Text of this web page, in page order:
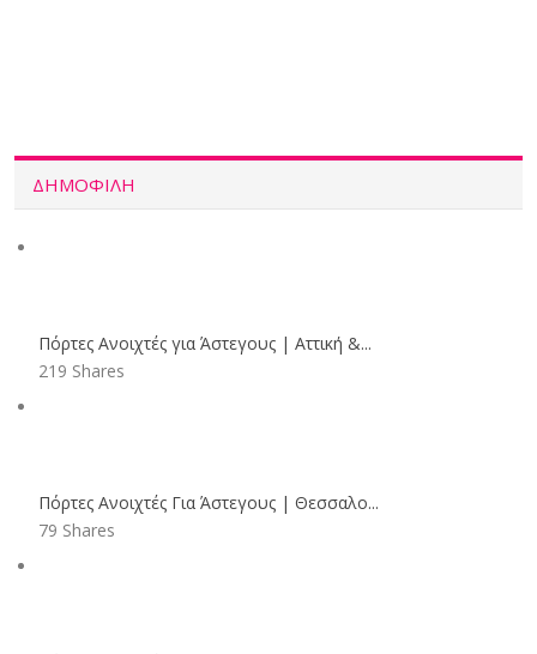
ΔΗΜΟΦΙΛΉ
Πόρτες Ανοιχτές για Άστεγους | Αττική &...
219 Shares
Πόρτες Ανοιχτές Για Άστεγους | Θεσσαλο...
79 Shares